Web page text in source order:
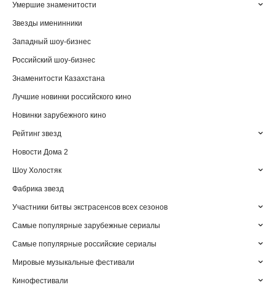
Умершие знаменитости
Звезды именинники
Западный шоу-бизнес
Российский шоу-бизнес
Знаменитости Казахстана
Лучшие новинки российского кино
Новинки зарубежного кино
Рейтинг звезд
Новости Дома 2
Шоу Холостяк
Фабрика звезд
Участники битвы экстрасенсов всех сезонов
Самые популярные зарубежные сериалы
Самые популярные российские сериалы
Мировые музыкальные фестивали
Кинофестивали